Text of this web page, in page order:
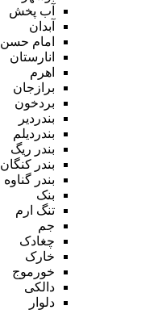
آب پخش
آبدان
امام حسن
انارستان
اهرم
برازجان
بردخون
بندردیر
بندردیلم
بندر ریگ
بندر کنگان
بندر گناوه
بنک
تنگ ارم
جم
چغادک
خارک
خورموج
دالکی
دلوار